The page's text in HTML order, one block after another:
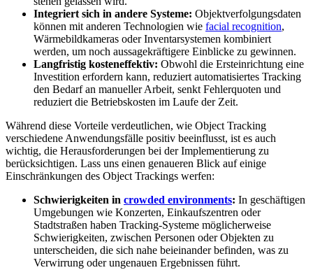
Integriert sich in andere Systeme: Objektverfolgungsdaten
können mit anderen Technologien wie facial recognition,
Wärmebildkameras oder Inventarsystemen kombiniert
werden, um noch aussagekräftigere Einblicke zu gewinnen.
Langfristig kosteneffektiv: Obwohl die Ersteinrichtung eine
Investition erfordern kann, reduziert automatisiertes Tracking
den Bedarf an manueller Arbeit, senkt Fehlerquoten und
reduziert die Betriebskosten im Laufe der Zeit.
Während diese Vorteile verdeutlichen, wie Object Tracking
verschiedene Anwendungsfälle positiv beeinflusst, ist es auch
wichtig, die Herausforderungen bei der Implementierung zu
berücksichtigen. Lass uns einen genaueren Blick auf einige
Einschränkungen des Object Trackings werfen:
Schwierigkeiten in crowded environments: In geschäftigen
Umgebungen wie Konzerten, Einkaufszentren oder
Stadtstraßen haben Tracking-Systeme möglicherweise
Schwierigkeiten, zwischen Personen oder Objekten zu
unterscheiden, die sich nahe beieinander befinden, was zu
Verwirrung oder ungenauen Ergebnissen führt.